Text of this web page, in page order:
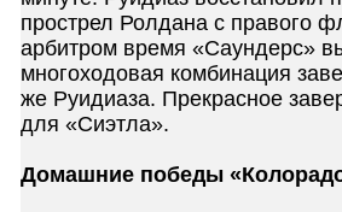
прострел Ролдана с правого
арбитром время «Саундерс»
многоходовая комбинация
же Руидиаза. Прекрасное
для «Сиэтла».
Домашние победы